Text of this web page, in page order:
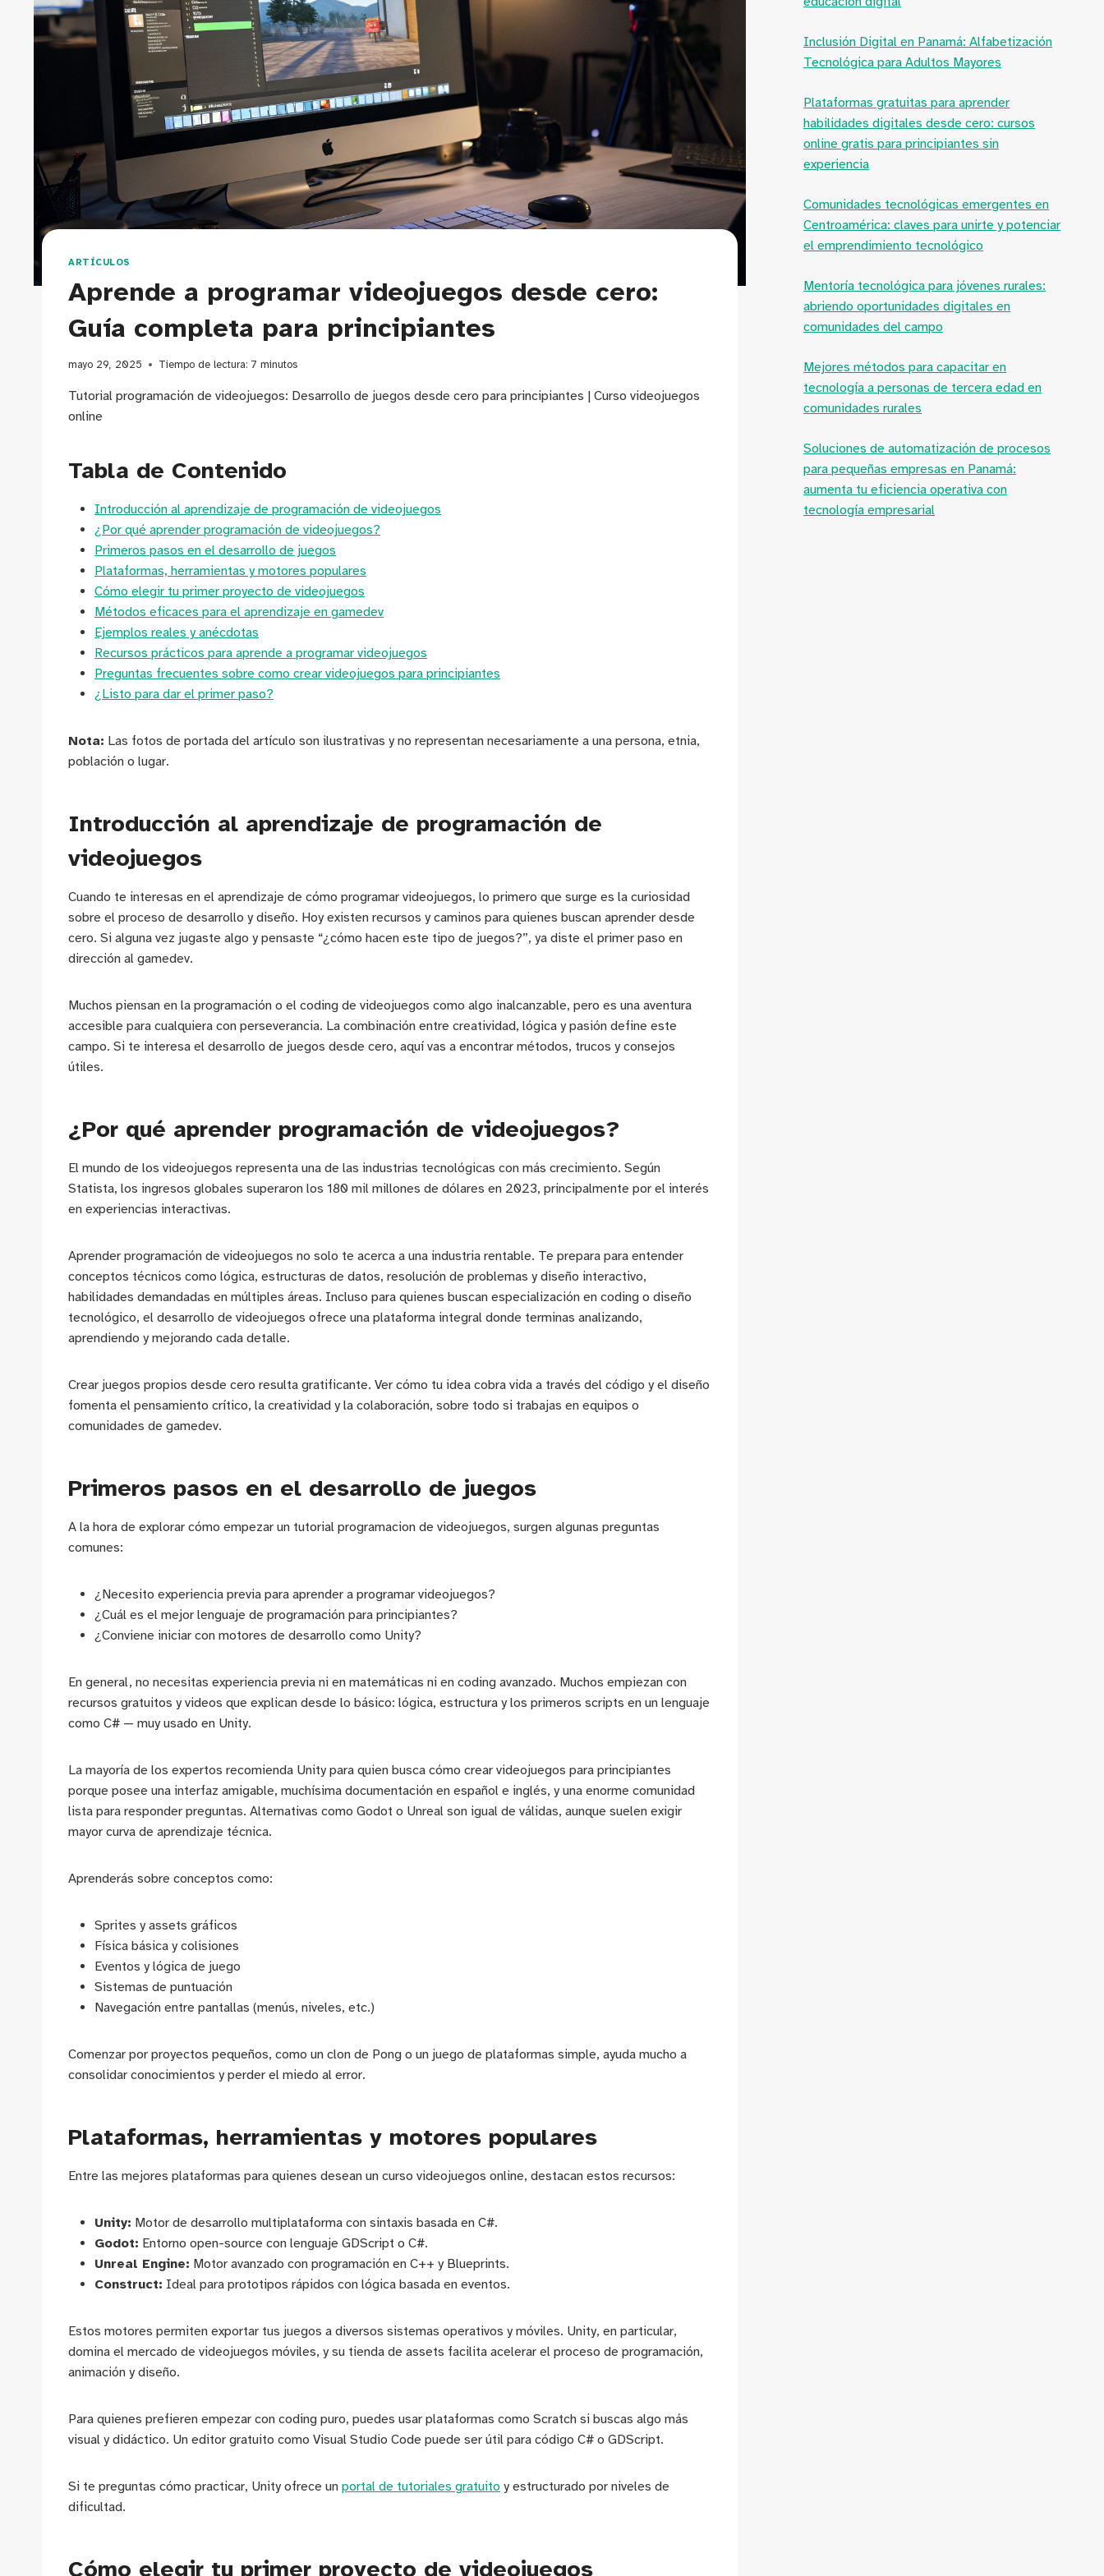
ARTÍCULOS
Aprende a programar videojuegos desde cero:
Guía completa para principiantes
mayo 29, 2025 Tiempo de lectura: 7 minutos
Tutorial programación de videojuegos: Desarrollo de juegos desde cero para principiantes | Curso videojuegos
online
Tabla de Contenido
Introducción al aprendizaje de programación de videojuegos
¿Por qué aprender programación de videojuegos?
Primeros pasos en el desarrollo de juegos
Plataformas, herramientas y motores populares
Cómo elegir tu primer proyecto de videojuegos
Métodos eficaces para el aprendizaje en gamedev
Ejemplos reales y anécdotas
Recursos prácticos para aprende a programar videojuegos
Preguntas frecuentes sobre como crear videojuegos para principiantes
¿Listo para dar el primer paso?
Nota: Las fotos de portada del artículo son ilustrativas y no representan necesariamente a una persona, etnia,
población o lugar.
Introducción al aprendizaje de programación de
videojuegos
Cuando te interesas en el aprendizaje de cómo programar videojuegos, lo primero que surge es la curiosidad
sobre el proceso de desarrollo y diseño. Hoy existen recursos y caminos para quienes buscan aprender desde
cero. Si alguna vez jugaste algo y pensaste “¿cómo hacen este tipo de juegos?”, ya diste el primer paso en
dirección al gamedev.
Muchos piensan en la programación o el coding de videojuegos como algo inalcanzable, pero es una aventura
accesible para cualquiera con perseverancia. La combinación entre creatividad, lógica y pasión define este
campo. Si te interesa el desarrollo de juegos desde cero, aquí vas a encontrar métodos, trucos y consejos
útiles.
¿Por qué aprender programación de videojuegos?
El mundo de los videojuegos representa una de las industrias tecnológicas con más crecimiento. Según
Statista, los ingresos globales superaron los 180 mil millones de dólares en 2023, principalmente por el interés
en experiencias interactivas.
Aprender programación de videojuegos no solo te acerca a una industria rentable. Te prepara para entender
conceptos técnicos como lógica, estructuras de datos, resolución de problemas y diseño interactivo,
habilidades demandadas en múltiples áreas. Incluso para quienes buscan especialización en coding o diseño
tecnológico, el desarrollo de videojuegos ofrece una plataforma integral donde terminas analizando,
aprendiendo y mejorando cada detalle.
Crear juegos propios desde cero resulta gratificante. Ver cómo tu idea cobra vida a través del código y el diseño
fomenta el pensamiento crítico, la creatividad y la colaboración, sobre todo si trabajas en equipos o
comunidades de gamedev.
Primeros pasos en el desarrollo de juegos
A la hora de explorar cómo empezar un tutorial programacion de videojuegos, surgen algunas preguntas
comunes:
¿Necesito experiencia previa para aprender a programar videojuegos?
¿Cuál es el mejor lenguaje de programación para principiantes?
¿Conviene iniciar con motores de desarrollo como Unity?
En general, no necesitas experiencia previa ni en matemáticas ni en coding avanzado. Muchos empiezan con
recursos gratuitos y videos que explican desde lo básico: lógica, estructura y los primeros scripts en un lenguaje
como C# — muy usado en Unity.
La mayoría de los expertos recomienda Unity para quien busca cómo crear videojuegos para principiantes
porque posee una interfaz amigable, muchísima documentación en español e inglés, y una enorme comunidad
lista para responder preguntas. Alternativas como Godot o Unreal son igual de válidas, aunque suelen exigir
mayor curva de aprendizaje técnica.
Aprenderás sobre conceptos como:
Sprites y assets gráficos
Física básica y colisiones
Eventos y lógica de juego
Sistemas de puntuación
Navegación entre pantallas (menús, niveles, etc.)
Comenzar por proyectos pequeños, como un clon de Pong o un juego de plataformas simple, ayuda mucho a
consolidar conocimientos y perder el miedo al error.
Plataformas, herramientas y motores populares
Entre las mejores plataformas para quienes desean un curso videojuegos online, destacan estos recursos:
Unity: Motor de desarrollo multiplataforma con sintaxis basada en C#.
Godot: Entorno open-source con lenguaje GDScript o C#.
Unreal Engine: Motor avanzado con programación en C++ y Blueprints.
Construct: Ideal para prototipos rápidos con lógica basada en eventos.
Estos motores permiten exportar tus juegos a diversos sistemas operativos y móviles. Unity, en particular,
domina el mercado de videojuegos móviles, y su tienda de assets facilita acelerar el proceso de programación,
animación y diseño.
Para quienes prefieren empezar con coding puro, puedes usar plataformas como Scratch si buscas algo más
visual y didáctico. Un editor gratuito como Visual Studio Code puede ser útil para código C# o GDScript.
Si te preguntas cómo practicar, Unity ofrece un portal de tutoriales gratuito y estructurado por niveles de
dificultad.
Cómo elegir tu primer proyecto de videojuegos
Inclusión Digital en Panamá: Alfabetización
Tecnológica para Adultos Mayores
Plataformas gratuitas para aprender
habilidades digitales desde cero: cursos
online gratis para principiantes sin
experiencia
Comunidades tecnológicas emergentes en
Centroamérica: claves para unirte y potenciar
el emprendimiento tecnológico
Mentoría tecnológica para jóvenes rurales:
abriendo oportunidades digitales en
comunidades del campo
Mejores métodos para capacitar en
tecnología a personas de tercera edad en
comunidades rurales
Soluciones de automatización de procesos
para pequeñas empresas en Panamá:
aumenta tu eficiencia operativa con
tecnología empresarial